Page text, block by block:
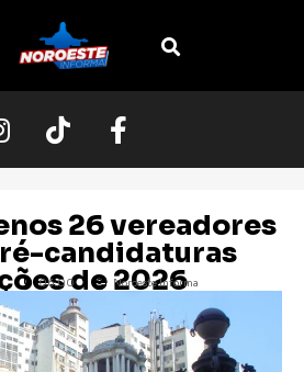
26 vereadores
candidaturas
de 2026
06:00 Noroeste Informa